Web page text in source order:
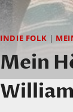
INDIE FOLK |
Mein